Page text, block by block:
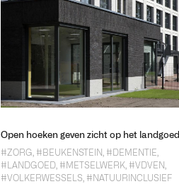
Open hoeken geven zicht op het landgoed
#ZORG #BEUKENSTEIN #DEMENTIE
#LANDGOED #METSELWERK #VDVEN
#VOLKERWESSELS #NATUURINCLUSIEF